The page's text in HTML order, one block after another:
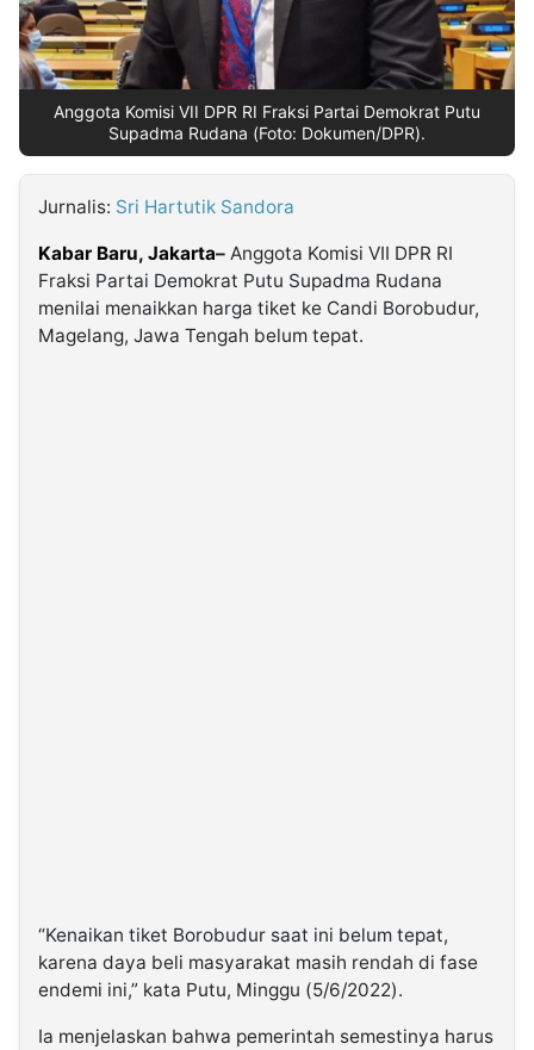
Follow
Kabarbaru
Anggota Komisi VII DPR RI Fraksi Partai Demokrat Putu
Supadma Rudana (Foto: Dokumen/DPR).
Jurnalis: Sri Hartutik Sandora
Kabar Baru, Jakarta– Anggota Komisi VII DPR RI
Fraksi Partai Demokrat Putu Supadma Rudana
menilai menaikkan harga tiket ke Candi Borobudur,
Magelang, Jawa Tengah belum tepat.
“Kenaikan tiket Borobudur saat ini belum tepat,
karena daya beli masyarakat masih rendah di fase
endemi ini,” kata Putu, Minggu (5/6/2022).
Ia menjelaskan bahwa pemerintah semestinya harus